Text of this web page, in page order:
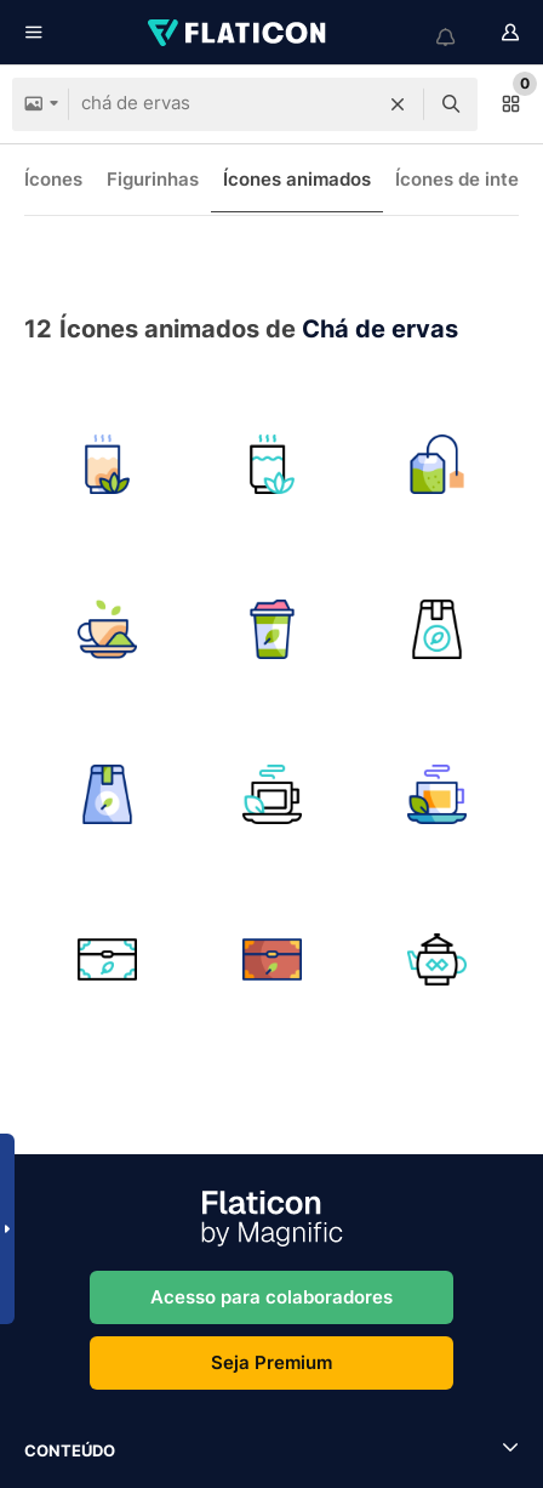
0
Ícones Figurinhas Ícones animados Ícones de
12 Ícones animados de Chá de ervas
Acesso para colaboradores
Seja Premium
CONTEÚDO